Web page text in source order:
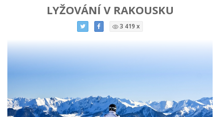
LYŽOVÁNÍ V RAKOUSKU
3 419 x